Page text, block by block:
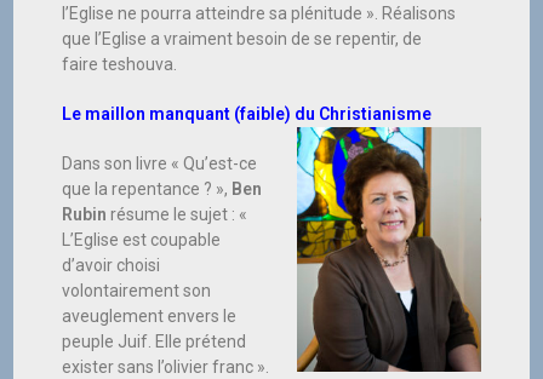
l’Eglise ne pourra atteindre sa plénitude ». Réalisons
que l’Eglise a vraiment besoin de se repentir, de
faire teshouva.
Le maillon manquant (faible) du Christianisme
Dans son livre « Qu’est-ce
que la repentance ? », Ben
Rubin résume le sujet : «
L’Eglise est coupable
d’avoir choisi
volontairement son
aveuglement envers le
peuple Juif. Elle prétend
exister sans l’olivier franc ».